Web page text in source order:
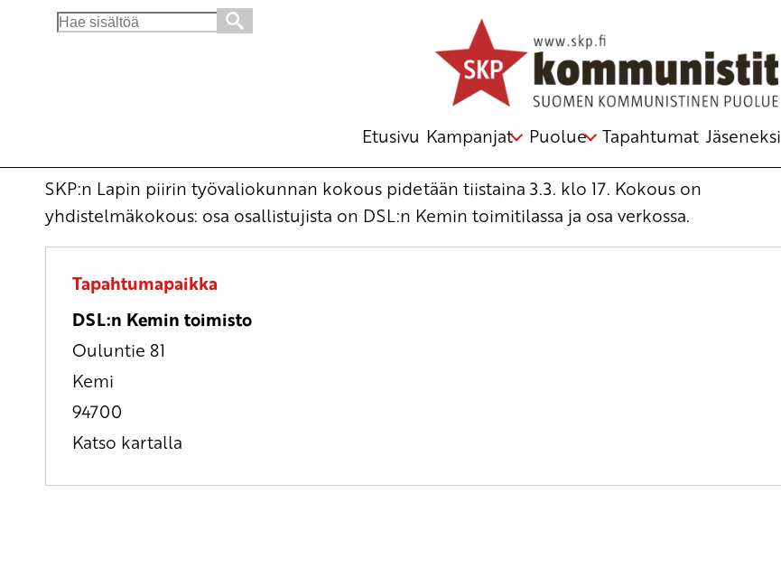
Search
Etusivu Kampanjat Puolue Tapahtumat Jäseneksi
SKP:n Lapin piirin työvaliokunnan kokous pidetään tiistaina 3.3. klo 17. Kokous on
yhdistelmäkokous: osa osallistujista on DSL:n Kemin toimitilassa ja osa verkossa.
Tapahtumapaikka
DSL:n Kemin toimisto
Ouluntie 81
Kemi
94700
Katso kartalla